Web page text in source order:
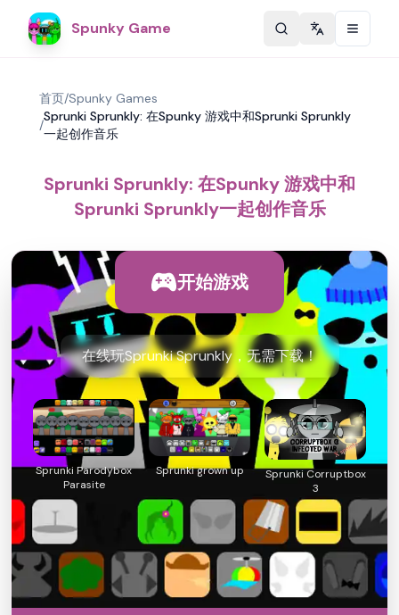
Spunky Game Change
首页/Spunky Games
/
Sprunki Sprunkly: 在Spunky 游戏中和Sprunki Sprunkly
一起创作音乐
Sprunki Sprunkly: 在Spunky 游戏中和
Sprunki Sprunkly一起创作音乐
开始游戏
在线玩Sprunki Sprunkly，无需下载！
Sprunki Parodybox
Parasite
Sprunki grown up
Sprunki Corruptbox
3